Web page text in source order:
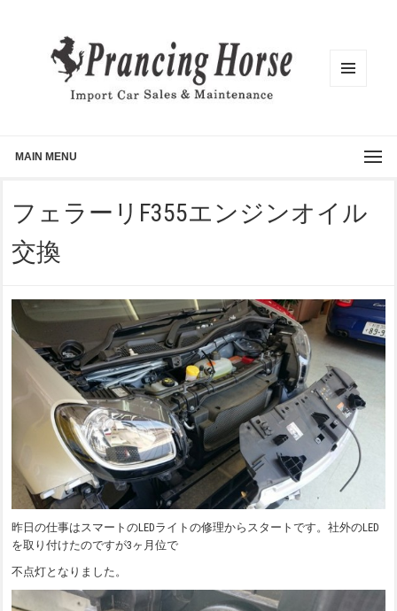
MAIN MENU
フェラーリF355エンジンオイル
交換
昨日の仕事はスマートのLEDライトの修理からスタートです。社外のLED
を取り付けたのですが3ヶ月位で
不点灯となりました。